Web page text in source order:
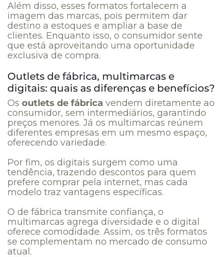
Além disso, esses formatos fortalecem a
imagem das marcas, pois permitem dar
destino a estoques e ampliar a base de
clientes. Enquanto isso, o consumidor sente
que está aproveitando uma oportunidade
exclusiva de compra.
Outlets de fábrica, multimarcas e
digitais: quais as diferenças e benefícios?
Os outlets de fábrica vendem diretamente ao
consumidor, sem intermediários, garantindo
preços menores. Já os multimarcas reúnem
diferentes empresas em um mesmo espaço,
oferecendo variedade.
Por fim, os digitais surgem como uma
tendência, trazendo descontos para quem
prefere comprar pela internet, mas cada
modelo traz vantagens específicas.
O de fábrica transmite confiança, o
multimarcas agrega diversidade e o digital
oferece comodidade. Assim, os três formatos
se complementam no mercado de consumo
atual.